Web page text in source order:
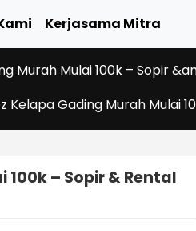
Kerjasama Mitra
Murah Mulai 100k – Sopir
Kelapa Gading Murah Mulai
– Sopir & Rental